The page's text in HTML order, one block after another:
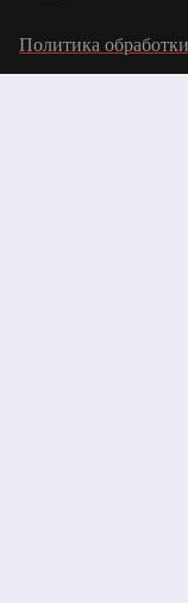
Политика